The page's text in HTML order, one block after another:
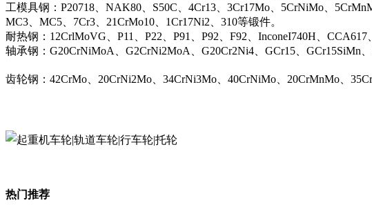
工模具钢：P20718、NAK80、S50C、4Cr13、3Cr17Mo、5CrNiMo、
MC3、MC5、7Cr3、21CrMo10、1Cr17Ni2、310等锻件。
耐热钢：12CrlMoVG、P11、P22、P91、P92、F92、InconeI740H、CCA617
轴承钢：G20CrNiMoA、G2CrNi2MoA、G20Cr2Ni4、GCr15、GCr15SiMn
齿轮钢：42CrMo、20CrNi2Mo、34CrNi3Mo、40CrNiMo、20CrMnMo、
热门推荐